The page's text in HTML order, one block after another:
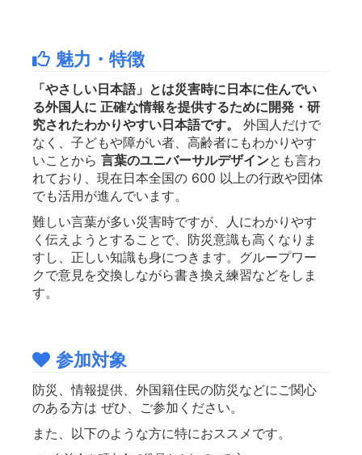
魅力・特徴
「やさしい日本語」とは災害時に日本に住んでい
る外国人に 正確な情報を提供するために開発・研
究されたわかりやすい日本語です。
外国人だけで
なく、子どもや障がい者、高齢者にもわかりやす
いことから 言葉のユニバーサルデザインとも言わ
れており、現在日本全国の 600 以上の行政や団体
でも活用が進んでいます。
難しい言葉が多い災害時ですが、人にわかりやす
く伝えようとすることで、防災意識も高くなりま
すし、正しい知識も身につきます。グループワー
クで意見を交換しながら書き換え練習などをしま
す。
参加対象
防災、情報提供、外国籍住民の防災などにご関心
のある方は ぜひ、ご参加ください。
また、以下のような方に特におススメです。